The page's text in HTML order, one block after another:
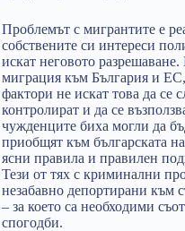
Проблемът с мигрантите е
собствените си интереси
искат неговото
миграция към България и
фактори не искат това да се
контролират и да се
чужденците биха могли да
приобщят към българската
ясни правила и правилен
Тези от тях с криминални
незабавно депортирани към
– за което са необходими
спогодби.